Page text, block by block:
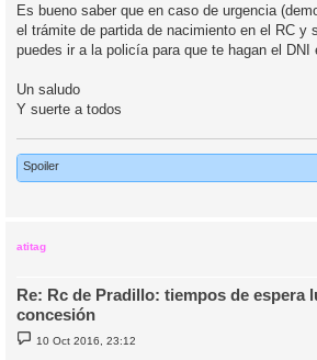
Es bueno saber que en caso de urgencia
el trámite de partida de nacimiento en el RC y
puedes ir a la policía para que te hagan el DNI
Un saludo
Y suerte a todos
Spoiler
atitag
Re: Rc de Pradillo: tiempos de espera
concesión
M
e
10 Oct 2016, 23:12